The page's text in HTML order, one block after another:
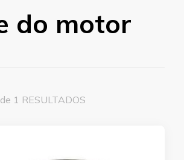
do motor
1 RESULTADOS